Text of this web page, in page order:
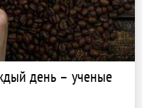
день – ученые